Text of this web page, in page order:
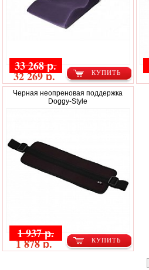
КУПИТЬ
33 268 р.
32 269 р.
Черная неопреновая поддержка
Doggy-Style
КУПИТЬ
1 937 р.
1 878 р.